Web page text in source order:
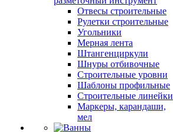
Отвесы строительные
Рулетки строительные
Угольники
Мерная лента
Штангенциркули
Шнуры отбивочные
Строительные уровни
Шаблоны профильные
Строительные линейки
Маркеры, карандаши,
мел